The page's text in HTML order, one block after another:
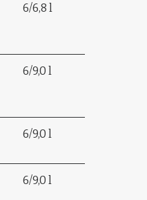
6/6,8 l
6/9,0 l
6/9,0 l
6/9,0 l